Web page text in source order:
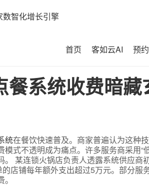
数智化增长引擎
首页 客如云AI 预
餐系统收费暗
统在餐饮快速普及。商家普遍认为这种
模式不透明成为痛点。许多服务商采用
。 某连锁火锅店负责人透露系统供应
店铺每年额外支出超过5万元。部分